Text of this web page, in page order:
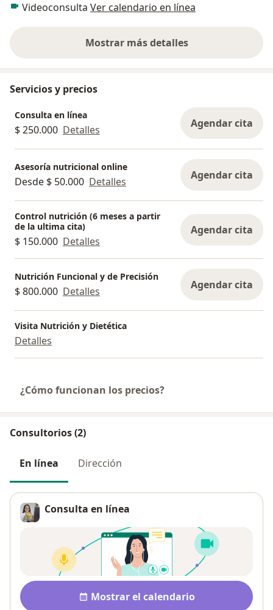
Videoconsulta Ver calendario en línea
Mostrar más detalles
sobre la experiencia
Servicios y precios
Consulta en línea
$ 250.000 Detalles Agendar cita
Asesoría nutricional online
Desde $ 50.000 Detalles Agendar cita
Control nutrición (6 meses a partir
de la ultima cita)
$ 150.000 Detalles
Agendar cita
Nutrición Funcional y de Precisión
$ 800.000 Detalles Agendar cita
Visita Nutrición y Dietética
Detalles
¿Cómo funcionan los precios?
Consultorios (2)
En línea Dirección
Consulta en línea
Disponibilidad
Mostrar el calendario